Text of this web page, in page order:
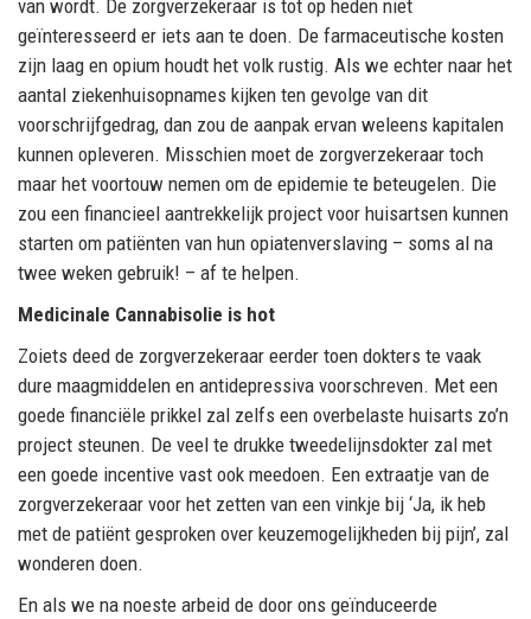
van wordt. De zorgverzekeraar is tot op heden niet
geïnteresseerd er iets aan te doen. De farmaceutische kosten
zijn laag en opium houdt het volk rustig. Als we echter naar het
aantal ziekenhuisopnames kijken ten gevolge van dit
voorschrijfgedrag, dan zou de aanpak ervan weleens kapitalen
kunnen opleveren. Misschien moet de zorgverzekeraar toch
maar het voortouw nemen om de epidemie te beteugelen. Die
zou een financieel aantrekkelijk project voor huisartsen kunnen
starten om patiënten van hun opiatenverslaving – soms al na
twee weken gebruik! – af te helpen.
Medicinale Cannabisolie is hot
Zoiets deed de zorgverzekeraar eerder toen dokters te vaak
dure maagmiddelen en antidepressiva voorschreven. Met een
goede financiële prikkel zal zelfs een overbelaste huisarts zo’n
project steunen. De veel te drukke tweedelijnsdokter zal met
een goede incentive vast ook meedoen. Een extraatje van de
zorgverzekeraar voor het zetten van een vinkje bij ‘Ja, ik heb
met de patiënt gesproken over keuzemogelijkheden bij pijn’, zal
wonderen doen.
En als we na noeste arbeid de door ons geïnduceerde